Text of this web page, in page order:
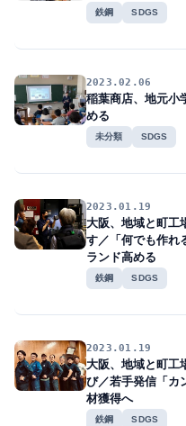
鉄鋼 SDGS
2023.02.06
稲葉商店、地元
める
未分類 SDGS
2023.01.19
大阪、地域と町工
す／「何でも作れ
ランド高める
鉄鋼 SDGS
2023.01.19
大阪、地域と町工
び／若手発信「カ
材獲得へ
鉄鋼 SDGS